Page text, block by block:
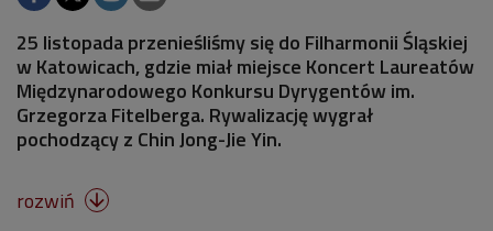
25 listopada przenieśliśmy się do Filharmonii Śląskiej
w Katowicach, gdzie miał miejsce Koncert Laureatów
Międzynarodowego Konkursu Dyrygentów im.
Grzegorza Fitelberga. Rywalizację wygrał
pochodzący z Chin Jong-Jie Yin.
rozwiń 